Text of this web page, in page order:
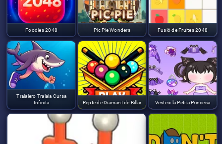
Foodies 2048 Pic Pie Wonders Fusió de Fruites 2048
Tralalero Tralala Cursa
Infinita
Repte de Diamant de Billar Vesteix la Petita Princesa